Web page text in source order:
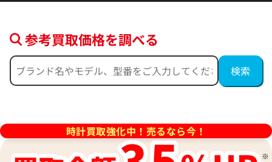
格
日時点の参考買取価格です
参考買取価格
397,000円
※2025年9月27日時点の参考
参考買取価格を調べる
時計買取強化中！売るなら今！